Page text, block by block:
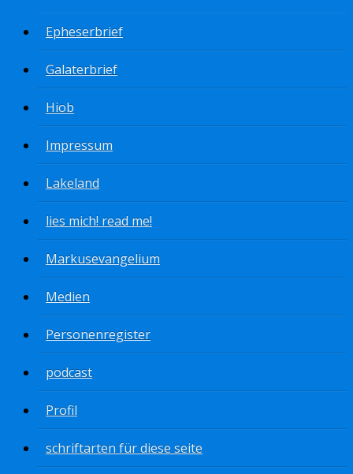
Epheserbrief
Galaterbrief
Hiob
Impressum
Lakeland
lies mich! read me!
Markusevangelium
Medien
Personenregister
podcast
Profil
schriftarten für diese seite